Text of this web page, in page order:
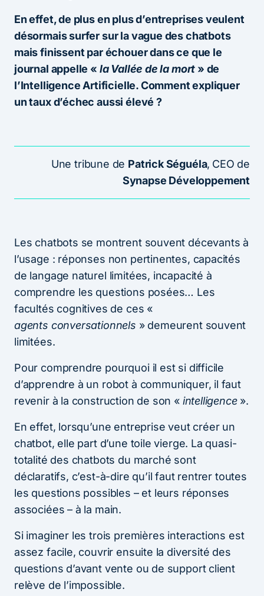
En effet, de plus en plus d’entreprises veulent
désormais surfer sur la vague des chatbots
mais finissent par échouer dans ce que le
journal appelle « la Vallée de la mort » de
l’Intelligence Artificielle. Comment expliquer
un taux d’échec aussi élevé ?
Une tribune de Patrick Séguéla, CEO de
Synapse Développement
Les chatbots se montrent souvent décevants à
l’usage : réponses non pertinentes, capacités
de langage naturel limitées, incapacité à
comprendre les questions posées… Les
facultés cognitives de ces «
agents conversationnels » demeurent souvent
limitées.
Pour comprendre pourquoi il est si difficile
d’apprendre à un robot à communiquer, il faut
revenir à la construction de son « intelligence».
En effet, lorsqu’une entreprise veut créer un
chatbot, elle part d’une toile vierge. La quasi-
totalité des chatbots du marché sont
déclaratifs, c’est-à-dire qu’il faut rentrer toutes
les questions possibles – et leurs réponses
associées – à la main.
Si imaginer les trois premières interactions est
assez facile, couvrir ensuite la diversité des
questions d’avant vente ou de support client
relève de l’impossible.